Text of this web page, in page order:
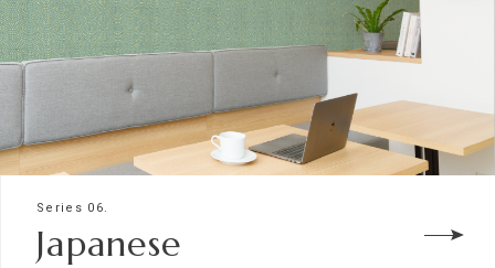
Series 06.
Japanese